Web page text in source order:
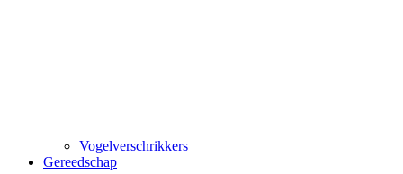
Vogelverschrikkers
Gereedschap